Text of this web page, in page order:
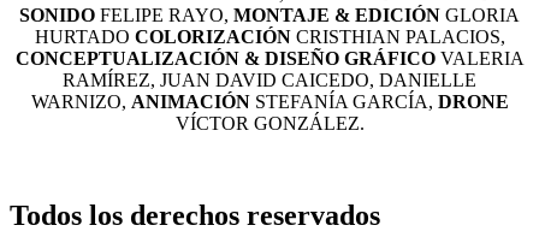
SONIDO FELIPE RAYO, MONTAJE & EDICIÓN GLORIA
HURTADO COLORIZACIÓNCRISTHIAN PALACIOS,
CONCEPTUALIZACIÓN & DISEÑO GRÁFICO VALERIA
RAMÍREZ, JUAN DAVID CAICEDO, DANIELLE
WARNIZO, ANIMACIÓNSTEFANÍA GARCÍA, DRONE
VÍCTOR GONZÁLEZ.
Todos los derechos reservados